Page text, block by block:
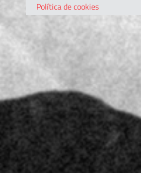
Política de cookies